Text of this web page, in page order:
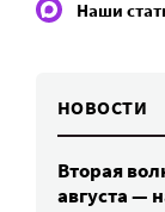
Наши
НОВОСТИ
Вторая
августа —